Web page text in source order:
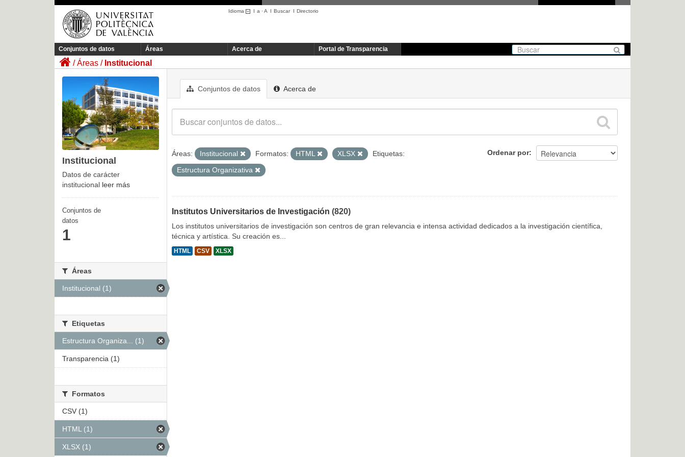
Idioma I a ·A I BuscarI Directorio
Conjuntos de datos Áreas Acerca de Portal de Transparencia
Áreas Institucional
Conjuntos de datos Acerca de
Ordenar por
Áreas: Institucional Formatos: HTML XLSX
Etiquetas:
Estructura Organizativa
Institutos Universitarios de Investigación (820)
Los institutos universitarios de investigación son centros de gran relevancia e intensa actividad dedicados a la investigación científica,
técnica y artística. Su creación es...
HTML CSV XLSX
Institucional
Datos de carácter
institucional leer más
Conjuntos de
datos
1
Áreas
Institucional (1)
Etiquetas
Estructura Organiza... (1)
Transparencia (1)
Formatos
CSV (1)
HTML (1)
XLSX (1)